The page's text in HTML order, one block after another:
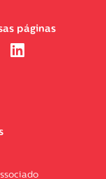
páginas